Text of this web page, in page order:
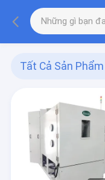
Tất Cả Sản Phẩm